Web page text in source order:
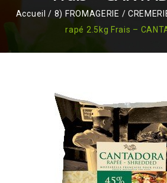
Accueil / 8) FROMAGERIE /
rapé 2.5kg Frais –